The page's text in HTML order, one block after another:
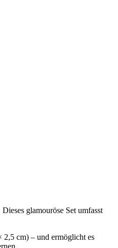
glamouröse Set umfasst
2,5 cm) – und ermöglicht es